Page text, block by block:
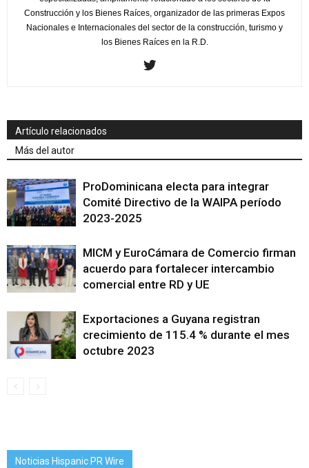
Construcción y los Bienes Raíces, organizador de las primeras Expos
Nacionales e Internacionales del sector de la construcción, turismo y
los Bienes Raíces en la R.D.
Artículo relacionados
Más del autor
ProDominicana electa para integrar
Comité Directivo de la WAIPA período
2023-2025
MICM y EuroCámara de Comercio firman
acuerdo para fortalecer intercambio
comercial entre RD y UE
Exportaciones a Guyana registran
crecimiento de 115.4 % durante el mes
octubre 2023
Noticias Hispanic PR Wire